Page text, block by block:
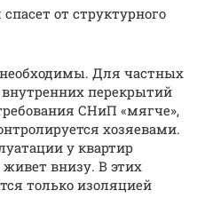
от структурного
Для частных
перекрытий
СНиП «мягче»,
хозяевами.
у квартир
внизу. В этих
только изоляцией